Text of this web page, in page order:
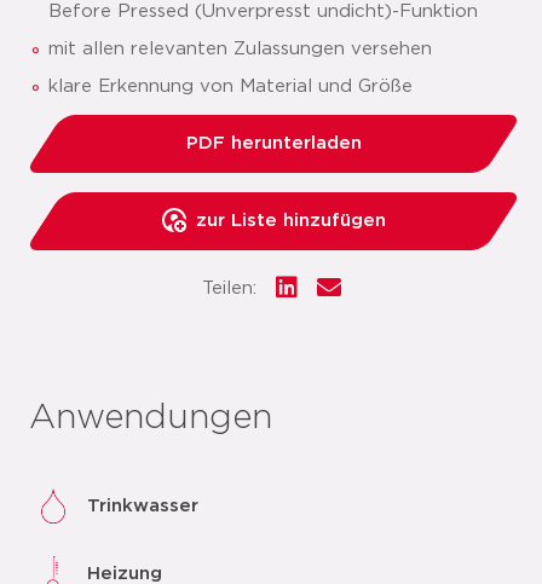
Before Pressed (Unverpresst undicht)-Funktion
mit allen relevanten Zulassungen versehen
klare Erkennung von Material und Größe
PDF herunterladen
zur Liste hinzufügen
Teilen:
Anwendungen
Trinkwasser
Heizung